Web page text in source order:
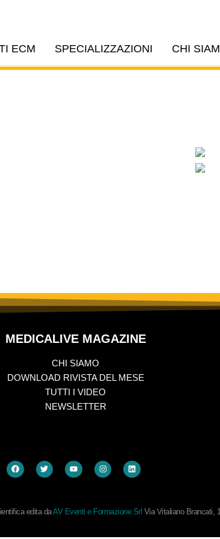
ECM SPECIALIZZAZIONI CHI
MEDICALIVE MAGAZINE
CHI SIAMO
DOWNLOAD RIVISTA DEL MESE
TUTTI I VIDEO
NEWSLETTER
edita daAV Eventi e Formazione Srl Via Vitaliano Brancati,